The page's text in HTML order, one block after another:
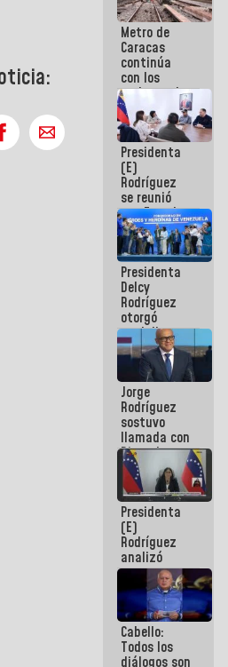
Metro de
Caracas
continúa
con los
trabajos de
mantenimiento
e inspección
en la Línea 2
Presidenta
(E)
Rodríguez
se reunió
con Estado
Mayor
Eléctrico
para
abordar
planes de
acción
Presidenta
Delcy
Rodríguez
otorgó
medalla
"Héroe de
Venezuela"
a servidores
públicos
Jorge
Rodríguez
sostuvo
llamada con
Dinorah
Figuera y
acuerdan
primer
encuentro
presencial
para el
diálogo
Presidenta
(E)
Rodríguez
analizó
junto a
gobernadores
planes de
recuperación
del Sistema
Eléctrico
Cabello:
Todos los
diálogos son